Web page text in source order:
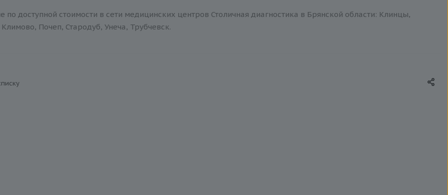
по доступной стоимости в сети медицинских центров Столичная диагностика в Брянской области: Клинцы,
Почеп, Стародуб, Унеча, Трубчевск.